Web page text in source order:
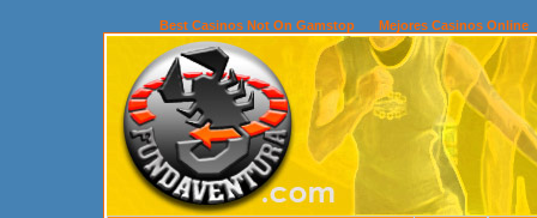
Best Casinos Not On Gamstop Mejores Casinos Online